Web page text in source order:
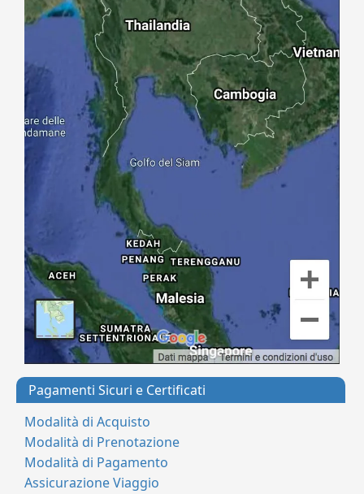
Pagamenti Sicuri e Certificati
Modalità di Acquisto
Modalità di Prenotazione
Modalità di Pagamento
Assicurazione Viaggio